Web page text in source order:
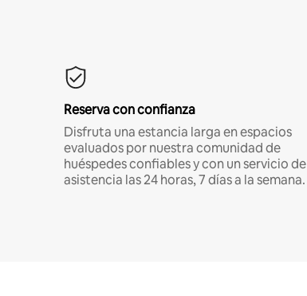
Reserva con confianza
Disfruta una estancia larga en espacios
evaluados por nuestra comunidad de
huéspedes confiables y con un servicio de
asistencia las 24 horas, 7 días a la semana.